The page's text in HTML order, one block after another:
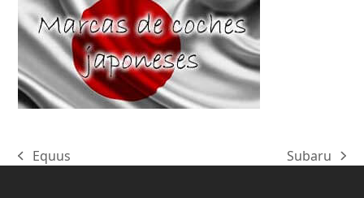
previous
Equus
next
Subaru